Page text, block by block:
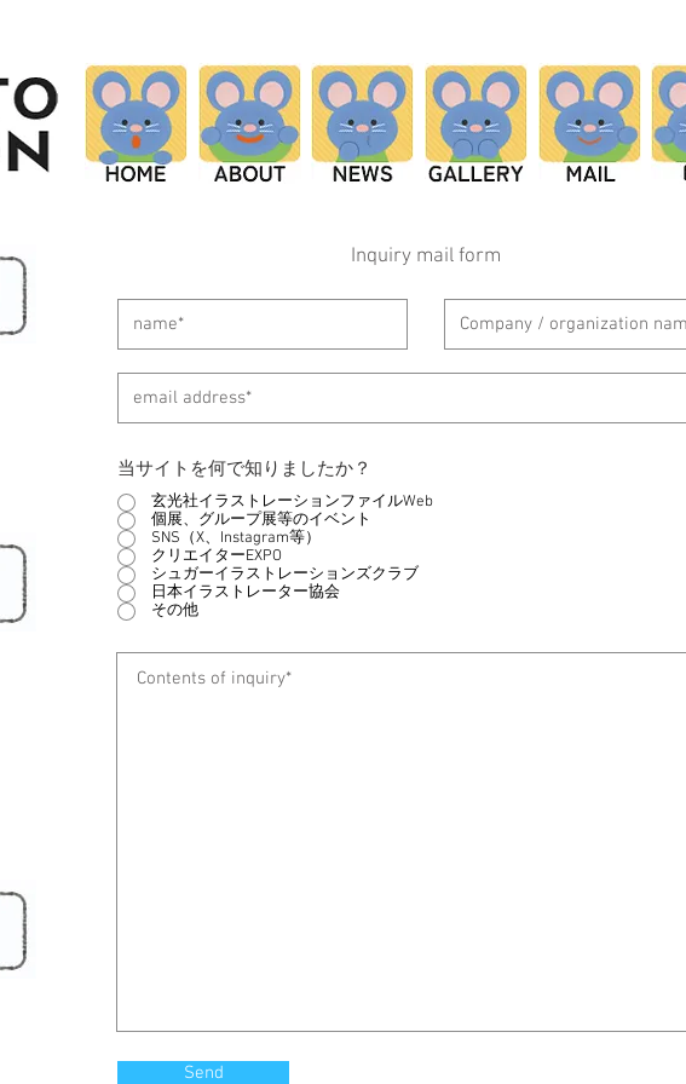
Inquiry mail form
当サイトを何で知りましたか？
玄光社イラストレーションファイルWeb
個展、グループ展等のイベント
SNS（X、Instagram等）
クリエイターEXPO
シュガーイラストレーションズクラブ
日本イラストレーター協会
その他
Send